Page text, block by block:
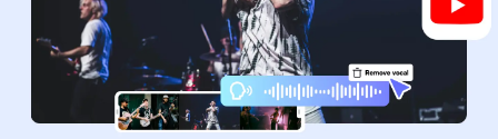
텍스트 및 오디오
자동 캡션
캡션 템플릿
라이프스타일 및 브이로그
사용자 지정 디자인
산업 템플릿
요약 템플릿
보안 센터
고객 지원 센터